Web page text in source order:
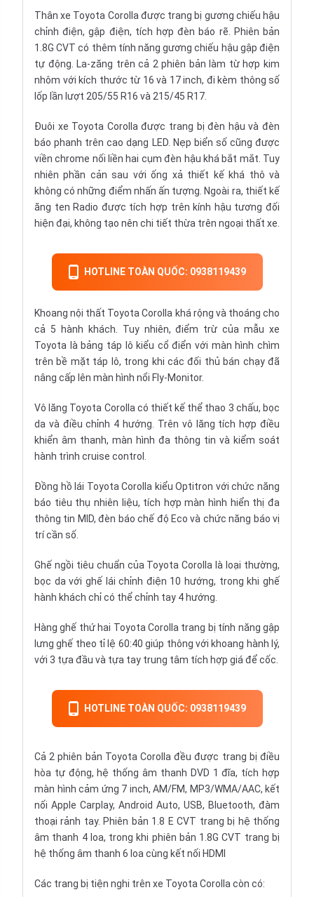
Thân xe Toyota Corolla được trang bị gương chiếu hậu
chỉnh điện, gập điện, tích hợp đèn báo rẽ. Phiên bản
1.8G CVT có thêm tính năng gương chiếu hậu gập điện
tự động. La-zăng trên cả 2 phiên bản làm từ hợp kim
nhôm với kích thước từ 16 và 17 inch, đi kèm thông số
lốp lần lượt 205/55 R16 và 215/45 R17.
Đuôi xe Toyota Corolla được trang bị đèn hậu và đèn
báo phanh trên cao dạng LED. Nẹp biển số cũng được
viền chrome nối liền hai cụm đèn hậu khá bắt mắt. Tuy
nhiên phần cản sau với ống xả thiết kế khá thô và
không có những điểm nhấn ấn tượng. Ngoài ra, thiết kế
ăng ten Radio được tích hợp trên kính hậu tương đối
hiện đại, không tạo nên chi tiết thừa trên ngoại thất xe.
HOTLINE TOÀN QUỐC: 0938119439
Khoangnội thất Toyota Corolla khá rộng và thoáng cho
cả 5 hành khách. Tuy nhiên, điểm trừ của mẫu xe
Toyota là bảng táp lô kiểu cổ điển với màn hình chìm
trên bề mặt táp lô, trong khi các đối thủ bán chạy đã
nâng cấp lên màn hình nổi Fly-Monitor.
Vô lăng Toyota Corolla có thiết kế thể thao 3 chấu, bọc
da và điều chỉnh 4 hướng. Trên vô lăng tích hợp điều
khiển âm thanh, màn hình đa thông tin và kiểm soát
hành trình cruise control.
Đồng hồ lái Toyota Corolla kiểu Optitron với chức năng
báo tiêu thụ nhiên liệu, tích hợp màn hình hiển thị đa
thông tin MID, đèn báo chế độ Eco và chức năng báo vị
trí cần số.
Ghế ngồi tiêu chuẩn của Toyota Corolla là loại thường,
bọc da với ghế lái chỉnh điện 10 hướng, trong khi ghế
hành khách chỉ có thể chỉnh tay 4 hướng.
Hàng ghế thứ hai Toyota Corolla trang bị tính năng gập
lưng ghế theo tỉ lệ 60:40 giúp thông với khoang hành lý,
với 3 tựa đầu và tựa tay trung tâm tích hợp giá để cốc.
HOTLINE TOÀN QUỐC: 0938119439
Cả 2 phiên bản Toyota Corolla đều được trang bị điều
hòa tự động, hệ thống âm thanh DVD 1 đĩa, tích hợp
màn hình cảm ứng 7 inch, AM/FM, MP3/WMA/AAC, kết
nối Apple Carplay, Android Auto, USB, Bluetooth, đàm
thoại rảnh tay. Phiên bản 1.8 E CVT trang bị hệ thống
âm thanh 4 loa, trong khi phiên bản 1.8G CVT trang bị
hệ thống âm thanh 6 loa cùng kết nối HDMI
Các trang bị tiện nghi trên xe Toyota Corolla còn có: